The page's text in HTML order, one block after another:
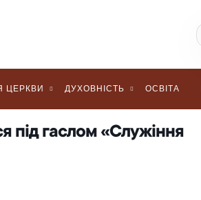
ЦЕРКВИ ДУХОВНІСТЬ ОСВІТА
під гаслом «Служіння